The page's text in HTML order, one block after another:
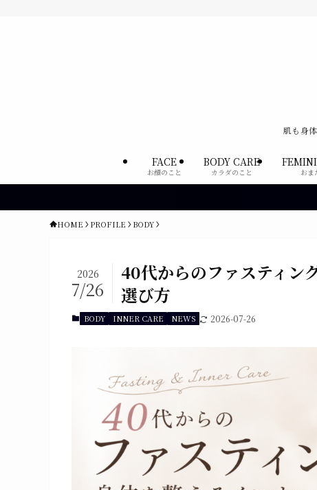
肌も身
FACE
お顔のこと
BODY CARE
カラダのこと おま
HOME PROFILE BODY
40代からのファスティン
選び方
2026
7/26
BODY INNER CARE NEWS 2026-07-26